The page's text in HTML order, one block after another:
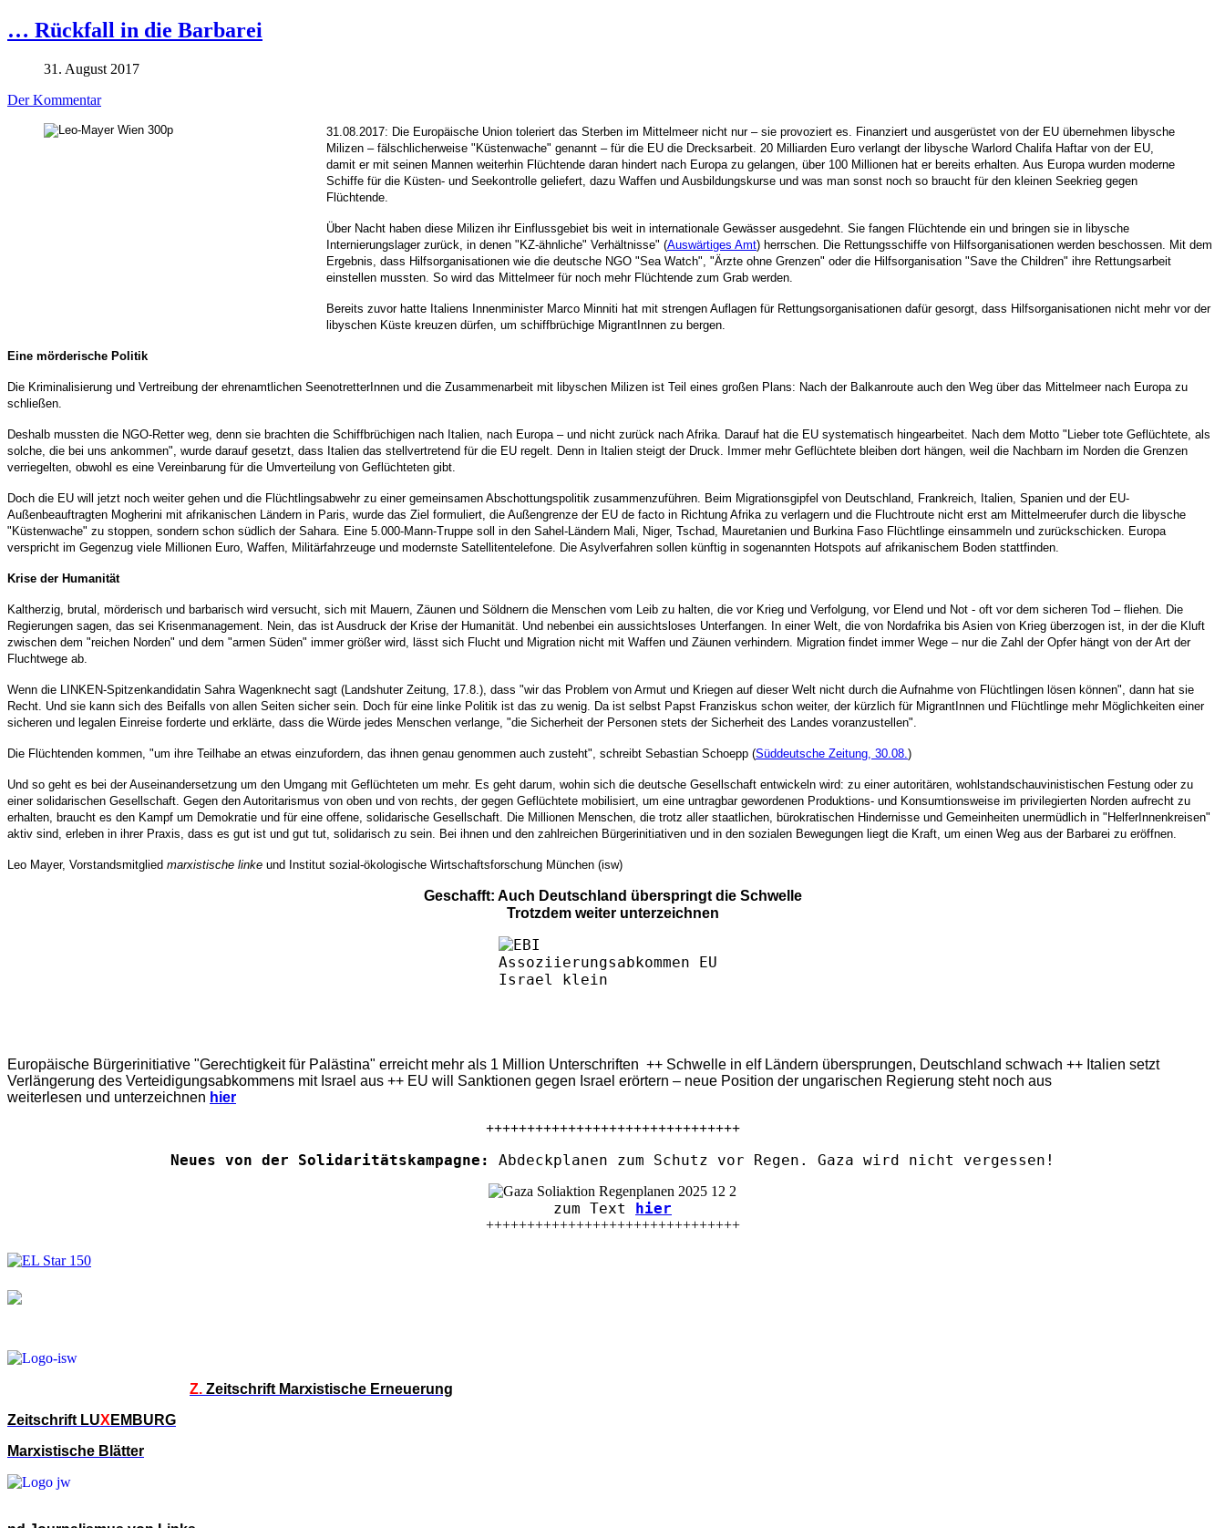
… Rückfall in die Barbarei
31. August 2017
Der Kommentar
31.08.2017: Die Europäische Union toleriert das Sterben im Mittelmeer nicht nur – sie provoziert es. Finanziert und ausgerüstet von der EU übernehmen libysche
Milizen – fälschlicherweise "Küstenwache" genannt – für die EU die Drecksarbeit. 20 Milliarden Euro verlangt der libysche Warlord Chalifa Haftar von der EU,
damit er mit seinen Mannen weiterhin Flüchtende daran hindert nach Europa zu gelangen, über 100 Millionen hat er bereits erhalten. Aus Europa wurden moderne
Schiffe für die Küsten- und Seekontrolle geliefert, dazu Waffen und Ausbildungskurse und was man sonst noch so braucht für den kleinen Seekrieg gegen
Flüchtende.
Über Nacht haben diese Milizen ihr Einflussgebiet bis weit in internationale Gewässer ausgedehnt. Sie fangen Flüchtende ein und bringen sie in libysche
Internierungslager zurück, in denen "KZ-ähnliche" Verhältnisse" (Auswärtiges Amt) herrschen. Die Rettungsschiffe von Hilfsorganisationen werden beschossen. Mit dem
Ergebnis, dass Hilfsorganisationen wie die deutsche NGO "Sea Watch", "Ärzte ohne Grenzen" oder die Hilfsorganisation "Save the Children" ihre Rettungsarbeit
einstellen mussten. So wird das Mittelmeer für noch mehr Flüchtende zum Grab werden.
Bereits zuvor hatte Italiens Innenminister Marco Minniti hat mit strengen Auflagen für Rettungsorganisationen dafür gesorgt, dass Hilfsorganisationen nicht mehr vor der
libyschen Küste kreuzen dürfen, um schiffbrüchige MigrantInnen zu bergen.
Eine mörderische Politik
Die Kriminalisierung und Vertreibung der ehrenamtlichen SeenotretterInnen und die Zusammenarbeit mit libyschen Milizen ist Teil eines großen Plans: Nach der Balkanroute auch den Weg über das Mittelmeer nach Europa zu
schließen.
Deshalb mussten die NGO-Retter weg, denn sie brachten die Schiffbrüchigen nach Italien, nach Europa – und nicht zurück nach Afrika. Darauf hat die EU systematisch hingearbeitet. Nach dem Motto "Lieber tote Geflüchtete, als
solche, die bei uns ankommen", wurde darauf gesetzt, dass Italien das stellvertretend für die EU regelt. Denn in Italien steigt der Druck. Immer mehr Geflüchtete bleiben dort hängen, weil die Nachbarn im Norden die Grenzen
verriegelten, obwohl es eine Vereinbarung für die Umverteilung von Geflüchteten gibt.
Doch die EU will jetzt noch weiter gehen und die Flüchtlingsabwehr zu einer gemeinsamen Abschottungspolitik zusammenzuführen. Beim Migrationsgipfel von Deutschland, Frankreich, Italien, Spanien und der EU-
Außenbeauftragten Mogherini mit afrikanischen Ländern in Paris, wurde das Ziel formuliert, die Außengrenze der EU de facto in Richtung Afrika zu verlagern und die Fluchtroute nicht erst am Mittelmeerufer durch die libysche
"Küstenwache" zu stoppen, sondern schon südlich der Sahara. Eine 5.000-Mann-Truppe soll in den Sahel-Ländern Mali, Niger, Tschad, Mauretanien und Burkina Faso Flüchtlinge einsammeln und zurückschicken. Europa
verspricht im Gegenzug viele Millionen Euro, Waffen, Militärfahrzeuge und modernste Satellitentelefone. Die Asylverfahren sollen künftig in sogenannten Hotspots auf afrikanischem Boden stattfinden.
Krise der Humanität
Kaltherzig, brutal, mörderisch und barbarisch wird versucht, sich mit Mauern, Zäunen und Söldnern die Menschen vom Leib zu halten, die vor Krieg und Verfolgung, vor Elend und Not - oft vor dem sicheren Tod – fliehen. Die
Regierungen sagen, das sei Krisenmanagement. Nein, das ist Ausdruck der Krise der Humanität. Und nebenbei ein aussichtsloses Unterfangen. In einer Welt, die von Nordafrika bis Asien von Krieg überzogen ist, in der die Kluft
zwischen dem "reichen Norden" und dem "armen Süden" immer größer wird, lässt sich Flucht und Migration nicht mit Waffen und Zäunen verhindern. Migration findet immer Wege – nur die Zahl der Opfer hängt von der Art der
Fluchtwege ab.
Wenn die LINKEN-Spitzenkandidatin Sahra Wagenknecht sagt (Landshuter Zeitung, 17.8.), dass "wir das Problem von Armut und Kriegen auf dieser Welt nicht durch die Aufnahme von Flüchtlingen lösen können", dann hat sie
Recht. Und sie kann sich des Beifalls von allen Seiten sicher sein. Doch für eine linke Politik ist das zu wenig. Da ist selbst Papst Franziskus schon weiter, der kürzlich für MigrantInnen und Flüchtlinge mehr Möglichkeiten einer
sicheren und legalen Einreise forderte und erklärte, dass die Würde jedes Menschen verlange, "die Sicherheit der Personen stets der Sicherheit des Landes voranzustellen".
Die Flüchtenden kommen, "um ihre Teilhabe an etwas einzufordern, das ihnen genau genommen auch zusteht", schreibt Sebastian Schoepp (Süddeutsche Zeitung, 30.08. )
Und so geht es bei der Auseinandersetzung um den Umgang mit Geflüchteten um mehr. Es geht darum, wohin sich die deutsche Gesellschaft entwickeln wird: zu einer autoritären, wohlstandschauvinistischen Festung oder zu
einer solidarischen Gesellschaft. Gegen den Autoritarismus von oben und von rechts, der gegen Geflüchtete mobilisiert, um eine untragbar gewordenen Produktions- und Konsumtionsweise im privilegierten Norden aufrecht zu
erhalten, braucht es den Kampf um Demokratie und für eine offene, solidarische Gesellschaft. Die Millionen Menschen, die trotz aller staatlichen, bürokratischen Hindernisse und Gemeinheiten unermüdlich in "HelferInnenkreisen"
aktiv sind, erleben in ihrer Praxis, dass es gut ist und gut tut, solidarisch zu sein. Bei ihnen und den zahlreichen Bürgerinitiativen und in den sozialen Bewegungen liegt die Kraft, um einen Weg aus der Barbarei zu eröffnen.
Leo Mayer, Vorstandsmitglied marxistische linke und Institut sozial-ökologische Wirtschaftsforschung München (isw)
Geschafft: Auch Deutschland überspringt die Schwelle
Trotzdem weiter unterzeichnen
Europäische Bürgerinitiative "Gerechtigkeit für Palästina" erreicht mehr als 1 Million Unterschriften ++ Schwelle in elf Ländern übersprungen, Deutschland schwach ++ Italien setzt
Verlängerung des Verteidigungsabkommens mit Israel aus ++ EU will Sanktionen gegen Israel erörtern – neue Position der ungarischen Regierung steht noch aus
weiterlesen und unterzeichnen hier
+++++++++++++++++++++++++++++++
Neues von der Solidaritätskampagne: Abdeckplanen zum Schutz vor Regen. Gaza wird nicht vergessen!
zum Text hier
+++++++++++++++++++++++++++++++
Z. Zeitschrift Marxistische Erneuerung
Zeitschrift LUX EMBURG
Marxistische Blätter